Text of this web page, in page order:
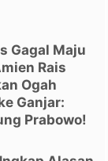
Gagal Maju
Rais
Ogah
Ganjar:
Prabowo!